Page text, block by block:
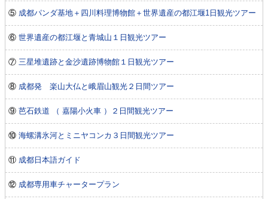
⑤成都パンダ基地＋四川料理博物館＋世界遺産の都江堰1日観光ツアー
⑥世界遺産の都江堰と青城山１日観光ツアー
⑦三星堆遺跡と金沙遺跡博物館１日観光ツアー
⑧成都発 楽山大仏と峨眉山観光２日間ツアー
⑨芭石鉄道 （ 嘉陽小火車 ）２日間観光ツアー
⑩海螺溝氷河とミニヤコンカ３日間観光ツアー
⑪成都日本語ガイド
⑫成都専用車チャータープラン